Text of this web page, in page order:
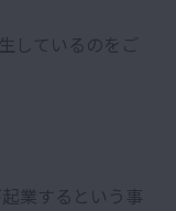
しているのをご
業するという事